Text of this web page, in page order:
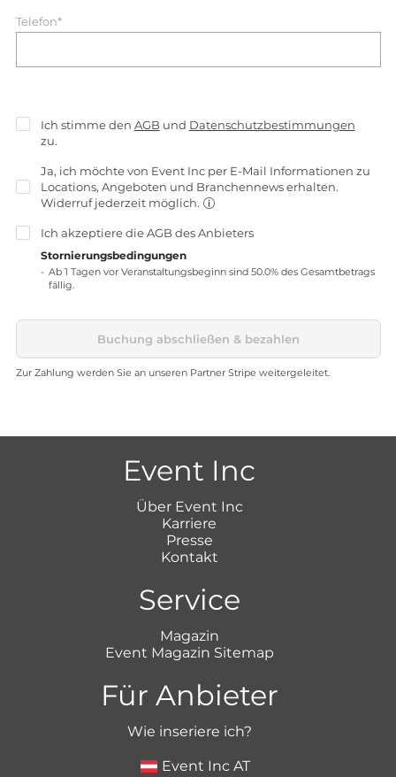
Telefon*
Ich stimme den AGB und Datenschutzbestimmungen
zu.
Ja, ich möchte von Event Inc per E-Mail Informationen zu
Locations, Angeboten und Branchennews erhalten.
Widerruf jederzeit möglich.
Ich akzeptiere dieAGB des Anbieters
Stornierungsbedingungen
Ab 1 Tagen vor Veranstaltungsbeginn sind 50.0% des Gesamtbetrags
fällig.
Buchung abschließen & bezahlen
Zur Zahlung werden Sie an unseren Partner Stripe weitergeleitet.
Event Inc
Über Event Inc
Karriere
Presse
Kontakt
Service
Magazin
Event Magazin Sitemap
Für Anbieter
Wie inseriere ich?
Event Inc AT